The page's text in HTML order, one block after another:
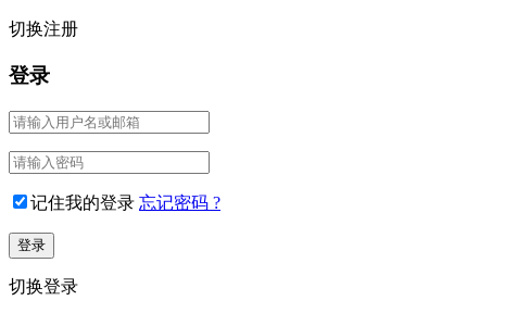
切换注册
登录
记住我的登录 忘记密码 ?
切换登录